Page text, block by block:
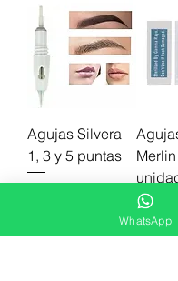
Agujas Silvera
1, 3 y 5 puntas
WhatsApp